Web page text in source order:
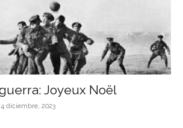
Joyeux Noël
diciembre, 2023